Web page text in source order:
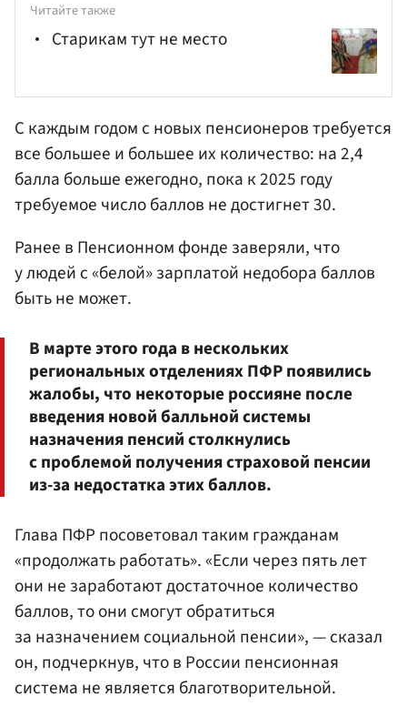
Читайте также
Старикам тут не место
С каждым годом с новых пенсионеров требуется
все большее и большее их количество: на 2,4
балла больше ежегодно, пока к 2025 году
требуемое число баллов не достигнет 30.
Ранее в Пенсионном фонде заверяли, что
у людей с «белой» зарплатой недобора баллов
быть не может.
В марте этого года в нескольких
региональных отделениях ПФР появились
жалобы, что некоторые россияне после
введения новой балльной системы
назначения пенсий столкнулись
с проблемой получения страховой пенсии
из-за недостатка этих баллов.
Глава ПФР посоветовал таким гражданам
«продолжать работать». «Если через пять лет
они не заработают достаточное количество
баллов, то они смогут обратиться
за назначением социальной пенсии», — сказал
он, подчеркнув, что в России пенсионная
система не является благотворительной.